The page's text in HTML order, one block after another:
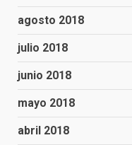
agosto 2018
julio 2018
junio 2018
mayo 2018
abril 2018